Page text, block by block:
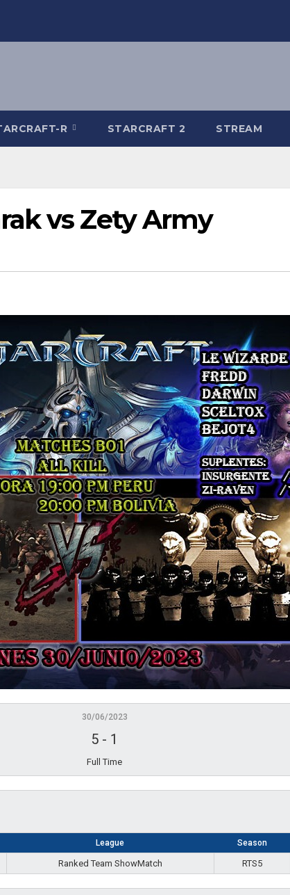
R STARCRAFT 2 STREAM
vs Zety Army
30/06/2023
5 - 1
Full Time
League Season
Ranked Team ShowMatch RTS5